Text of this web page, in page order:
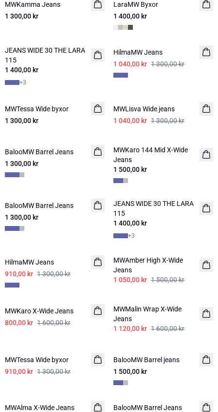
MWKamma Jeans
1 300,00 kr
LaraMW Byxor
1 400,00 kr
NYHET
JEANS WIDE 30 THE LARA
115
1 400,00 kr
+3
-20%
HilmaMW Jeans
1 040,00 kr 1 300,00 kr
MWTessa Wide byxor
1 300,00 kr
MWLisva Wide jeans
1 040,00 kr 1 300,00 kr
NYHET
BalooMW Barrel Jeans
1 300,00 kr
NYHET
MWKaro 144 Mid X-Wide
Jeans
1 500,00 kr
NYHET
BalooMW Barrel Jeans
1 300,00 kr
JEANS WIDE 30 THE LARA
115
1 400,00 kr
+3
HilmaMW Jeans
910,00 kr 1 300,00 kr
MWAmber High X-Wide
Jeans
1 050,00 kr 1 500,00 kr
MWKaro X-Wide Jeans
800,00 kr 1 600,00 kr
MWMalin Wrap X-Wide
Jeans
1 120,00 kr 1 600,00 kr
MWTessa Wide byxor
910,00 kr 1 300,00 kr
NYHET
BalooMW Barrel jeans
1 500,00 kr
MWAlma X-Wide Jeans
BalooMW Barrel Jeans